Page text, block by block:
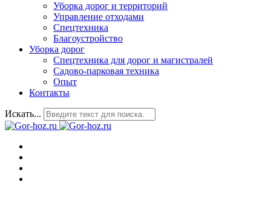
Уборка дорог и территорий
Управление отходами
Спецтехника
Благоустройство
Уборка дорог
Спецтехника для дорог и магистралей
Садово-парковая техника
Опыт
Контакты
Искать...